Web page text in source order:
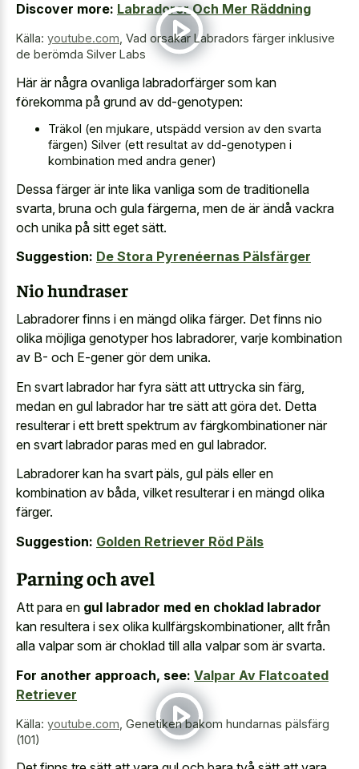
Discover more: Labradorer Och Mer Räddning
Källa: youtube.com Vad orsakar Labradors färger inklusive
de berömda Silver Labs
Här är några ovanliga labradorfärger som kan
förekomma på grund av dd-genotypen:
Träkol (en mjukare, utspädd version av den svarta
färgen) Silver (ett resultat av dd-genotypen i
kombination med andra gener)
Dessa färger är inte lika vanliga som de traditionella
svarta, bruna och gula färgerna, men de är ändå vackra
och unika på sitt eget sätt.
Suggestion: De Stora Pyrenéernas Pälsfärger
Nio hundraser
Labradorer finns i en mängd olika färger. Det finns nio
olika möjliga genotyper hos labradorer, varje kombination
av B- och E-gener gör dem unika.
En svart labrador har fyra sätt att uttrycka sin färg,
medan en gul labrador har tre sätt att göra det. Detta
resulterar i ett brett spektrum av färgkombinationer när
en svart labrador paras med en gul labrador.
Labradorer kan ha svart päls, gul päls eller en
kombination av båda, vilket resulterar i en mängd olika
färger.
Suggestion: Golden Retriever Röd Päls
Parning och avel
Att para en gul labrador med en choklad labrador
kan resultera i sex olika kullfärgskombinationer, allt från
alla valpar som är choklad till alla valpar som är svarta.
For another approach, see: Valpar Av Flatcoated
Retriever
Källa: youtube.com Genetiken bakom hundarnas pälsfärg
(101)